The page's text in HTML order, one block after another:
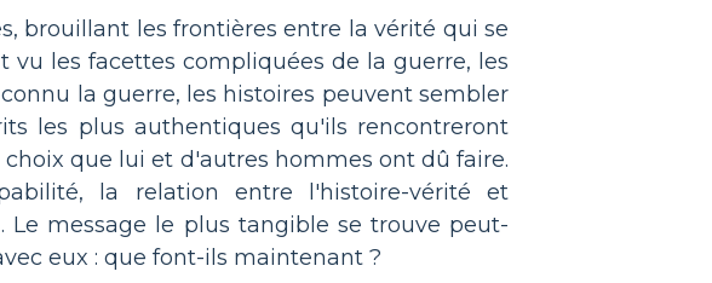
brouillant les frontières entre la vérité qui se
les facettes compliquées de la guerre, les
la guerre, les histoires peuvent sembler
les plus authentiques qu'ils rencontreront
que lui et d'autres hommes ont dû faire.
la relation entre l'histoire-vérité et
Le message le plus tangible se trouve peut-
eux : que font-ils maintenant ?